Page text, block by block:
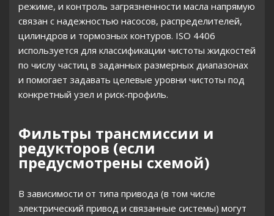
режиме, и контроль загрязненности масла напрямую
связан с надежностью насосов, распределителей,
цилиндров и тормозных контуров. ISO 4406
используется для классификации чистоты жидкостей
по числу частиц в заданных размерных диапазонах
и помогает задавать целевые уровни чистоты под
конкретный узел и риск-профиль.
Фильтры трансмиссии и
редукторов (если
предусмотрены схемой)
В зависимости от типа привода (в том числе
электрический привод и связанные системы) могут